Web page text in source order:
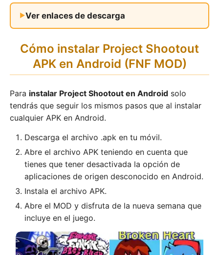
Ver enlaces de descarga
Cómo instalar Project Shootout
APK en Android (FNF MOD)
Para instalar Project Shootout en Android solo
tendrás que seguir los mismos pasos que al instalar
cualquier APK en Android.
Descarga el archivo .apk en tu móvil.
Abre el archivo APK teniendo en cuenta que
tienes que tener desactivada la opción de
aplicaciones de origen desconocido en Android.
Instala el archivo APK.
Abre el MOD y disfruta de la nueva semana que
incluye en el juego.